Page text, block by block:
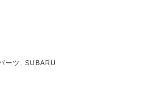
ーツ ,SUBARU